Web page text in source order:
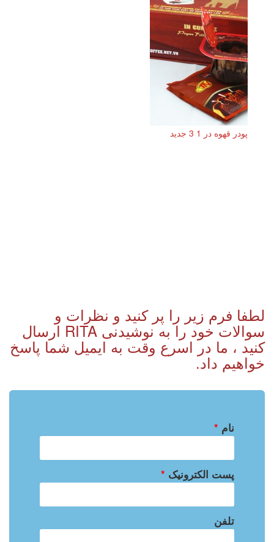
پودر قهوه در 1 3 جدید
لطفا فرم زیر را پر کنید و نظرات و
سوالات خود را به نوشیدنی RITA ارسال
کنید ، ما در اسرع وقت به ایمیل شما پاسخ
خواهیم داد.
نام *
پست الکترونیک *
تلفن